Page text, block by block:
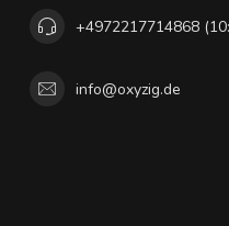
+4972217714868
info@oxyzig.de